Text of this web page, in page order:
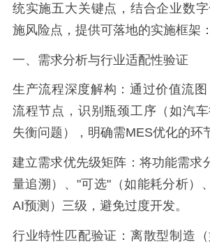
统实施五大关键点，结合企业数
施风险点，提供可落地的实施框架：
一、需求分析与行业适配性验证
生产流程深度解构：通过价值流
流程节点，识别瓶颈工序（如汽
失衡问题），明确需MES优化的环
建立需求优先级矩阵：将功能需求
量追溯）、"可选"（如能耗分析）
AI预测）三级，避免过度开发。
行业特性匹配验证：离散型制造